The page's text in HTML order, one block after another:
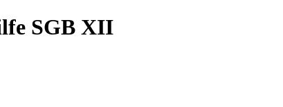
SGB XII